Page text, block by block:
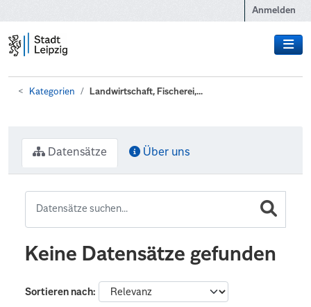
Anmelden
Kategorien Landwirtschaft, Fischerei,...
Datensätze Über uns
Keine Datensätze gefunden
Sortieren nach